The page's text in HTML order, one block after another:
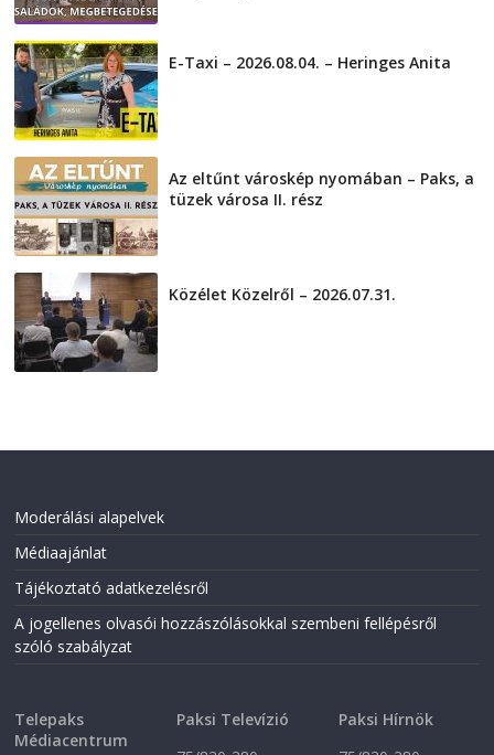
E-Taxi – 2026.08.04. – Heringes Anita
Az eltűnt városkép nyomában – Paks, a
tüzek városa II. rész
Közélet Közelről – 2026.07.31.
Moderálási alapelvek
Médiaajánlat
Tájékoztató adatkezelésről
A jogellenes olvasói hozzászólásokkal szembeni fellépésről
szóló szabályzat
Telepaks
Médiacentrum
Paksi Televízió
Paksi Hírnök